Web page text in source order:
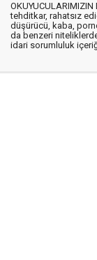
tehditkar, rahatsız
düşürücü, kaba,
da benzeri
idari sorumluluk